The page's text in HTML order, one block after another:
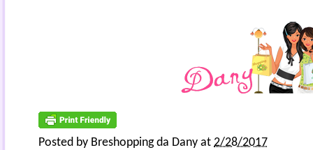
Posted by Breshopping da Dany at 2/28/2017